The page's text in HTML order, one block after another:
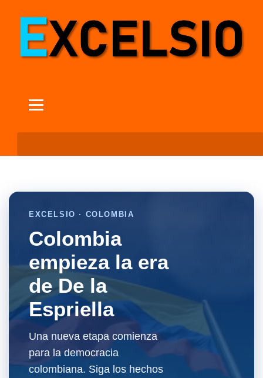
EXCELSIO · COLOMBIA
Colombia
empieza la era
de De la
Espriella
Una nueva etapa comienza
para la democracia
colombiana. Siga los hechos